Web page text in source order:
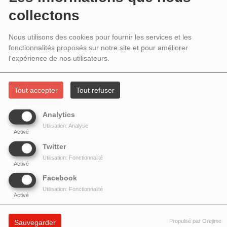
collectons
Nous utilisons des cookies pour fournir les services et les
fonctionnalités proposés sur notre site et pour améliorer
l'expérience de nos utilisateurs.
Tout accepter Tout refuser
Analytics
Activé
Utilisation: Analyse
Twitter
Activé
Utilisation: Fonctionnalité
Facebook
Activé
Utilisation: Fonctionnalité
Sauvegarder Propulsé par Orejime